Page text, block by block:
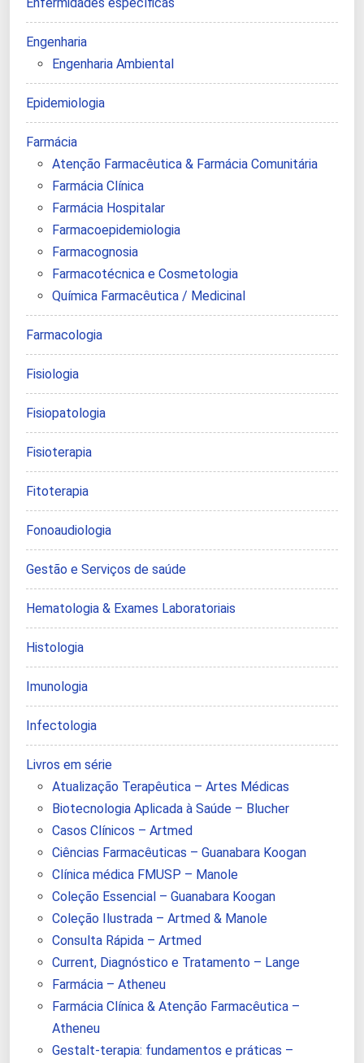
Engenharia
Engenharia Ambiental
Epidemiologia
Farmácia
Atenção Farmacêutica & Farmácia Comunitária
Farmácia Clínica
Farmácia Hospitalar
Farmacoepidemiologia
Farmacognosia
Farmacotécnica e Cosmetologia
Química Farmacêutica / Medicinal
Farmacologia
Fisiologia
Fisiopatologia
Fisioterapia
Fitoterapia
Fonoaudiologia
Gestão e Serviços de saúde
Hematologia & Exames Laboratoriais
Histologia
Imunologia
Infectologia
Livros em série
Atualização Terapêutica – Artes Médicas
Biotecnologia Aplicada à Saúde – Blucher
Casos Clínicos – Artmed
Ciências Farmacêuticas – Guanabara Koogan
Clínica médica FMUSP – Manole
Coleção Essencial – Guanabara Koogan
Coleção Ilustrada – Artmed & Manole
Consulta Rápida – Artmed
Current, Diagnóstico e Tratamento – Lange
Farmácia – Atheneu
Farmácia Clínica & Atenção Farmacêutica –
Atheneu
Gestalt-terapia: fundamentos e práticas –